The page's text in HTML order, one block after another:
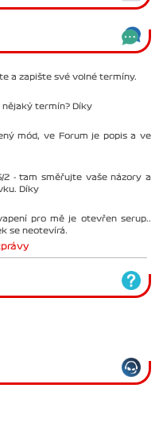
a zapište své volné termíny.
nějaký termín? Díky
mód, ve Forum je popis a ve
- tam směřujte vaše názory a
Díky
pro mě je otevřen serup..
se neotevírá.